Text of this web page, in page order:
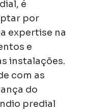
é
por
expertise na
e
instalações.
com as
do
predial